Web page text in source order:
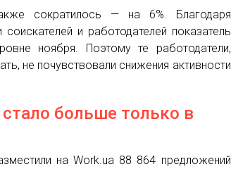
сократилось — на 6%. Благодаря
соискателей и работодателей показатель
ноября. Поэтому те работодатели,
не почувствовали снижения активности
больше только в
на Work.ua 88 864 предложений